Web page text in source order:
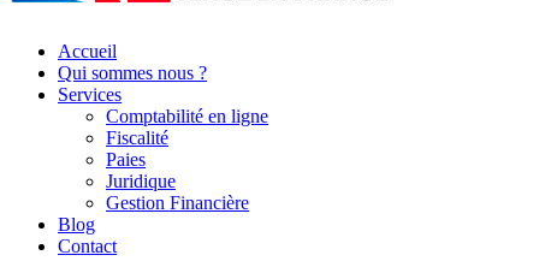
Accueil
Qui sommes nous ?
Services
Comptabilité en ligne
Fiscalité
Paies
Juridique
Gestion Financière
Blog
Contact